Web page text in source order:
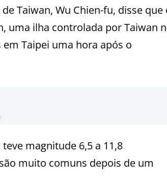
Taiwan, Wu Chien-fu, disse que
uma ilha controlada por Taiwan
Taipei uma hora após o
magnitude 6,5 a 11,8
muito comuns depois de um